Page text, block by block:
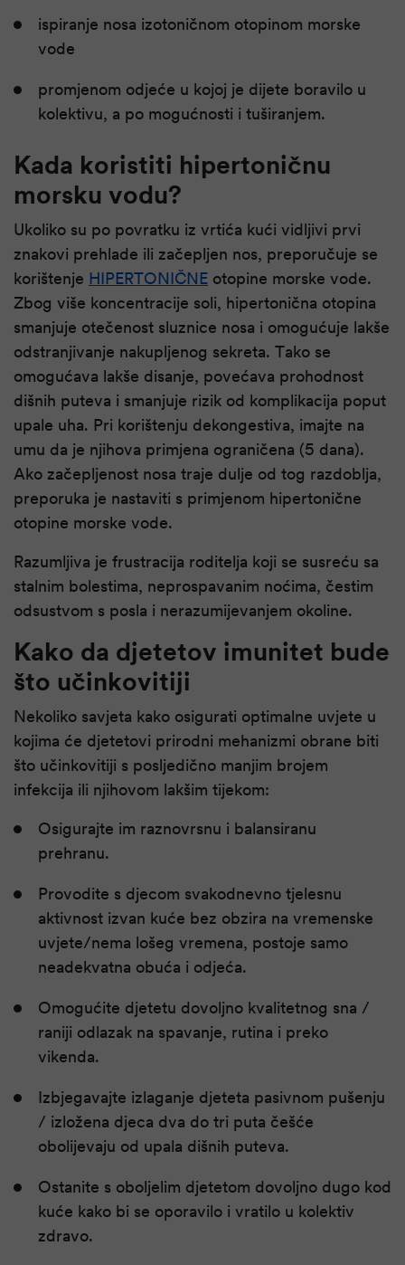
ispiranje nosa izotoničnom otopinom morske
vode
promjenom odjeće u kojoj je dijete boravilo u
kolektivu, a po mogućnosti i tuširanjem.
Kada koristiti hipertoničnu
morsku vodu?
Ukoliko su po povratku iz vrtića kući vidljivi prvi
znakovi prehlade ili začepljen nos, preporučuje se
korištenje HIPERTONIČNE otopine morske vode.
Zbog više koncentracije soli, hipertonična otopina
smanjuje otečenost sluznice nosa i omogućuje lakše
odstranjivanje nakupljenog sekreta. Tako se
omogućava lakše disanje, povećava prohodnost
dišnih puteva i smanjuje rizik od komplikacija poput
upale uha. Pri korištenju dekongestiva, imajte na
umu da je njihova primjena ograničena (5 dana).
Ako začepljenost nosa traje dulje od tog razdoblja,
preporuka je nastaviti s primjenom hipertonične
otopine morske vode.
Razumljiva je frustracija roditelja koji se susreću sa
stalnim bolestima, neprospavanim noćima, čestim
odsustvom s posla i nerazumijevanjem okoline.
Kako da djetetov imunitet bude
što učinkovitiji
Nekoliko savjeta kako osigurati optimalne uvjete u
kojima će djetetovi prirodni mehanizmi obrane biti
što učinkovitiji s posljedično manjim brojem
infekcija ili njihovom lakšim tijekom:
Osigurajte im raznovrsnu i balansiranu
prehranu.
Provodite s djecom svakodnevno tjelesnu
aktivnost izvan kuće bez obzira na vremenske
uvjete/nema lošeg vremena, postoje samo
neadekvatna obuća i odjeća.
Omogućite djetetu dovoljno kvalitetnog sna /
raniji odlazak na spavanje, rutina i preko
vikenda.
Izbjegavajte izlaganje djeteta pasivnom pušenju
/ izložena djeca dva do tri puta češće
obolijevaju od upala dišnih puteva.
Ostanite s oboljelim djetetom dovoljno dugo kod
kuće kako bi se oporavilo i vratilo u kolektiv
zdravo.